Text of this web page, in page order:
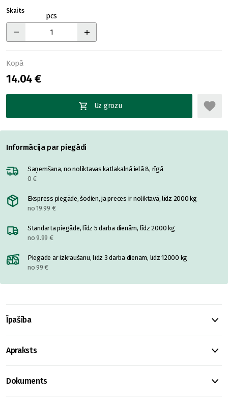
Skaits
pcs
Kopā
14.04 €
Uz grozu
Informācija par piegādi
Saņemšana, no noliktavas katlakalnā ielā 8, rīgā
0 €
Ekspress piegāde, šodien, ja preces ir noliktavā, līdz 2000 kg
no 19.99 €
Standarta piegāde, līdz 5 darba dienām, līdz 2000 kg
no 9.99 €
Piegāde ar izkraušanu, līdz 3 darba dienām, līdz 12000 kg
no 99 €
Īpašība
Apraksts
Dokuments